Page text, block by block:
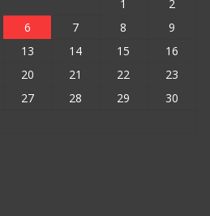
1
2
6 7 8
9
13 14 15
16
20 21 22
23
27 28 29
30